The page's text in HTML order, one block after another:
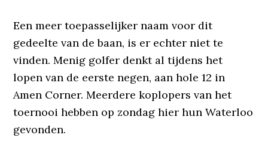
Een meer toepasselijker naam voor dit
gedeelte van de baan, is er echter niet te
vinden. Menig golfer denkt al tijdens het
lopen van de eerste negen, aan hole 12 in
Amen Corner. Meerdere koplopers van het
toernooi hebben op zondag hier hun Waterloo
gevonden.